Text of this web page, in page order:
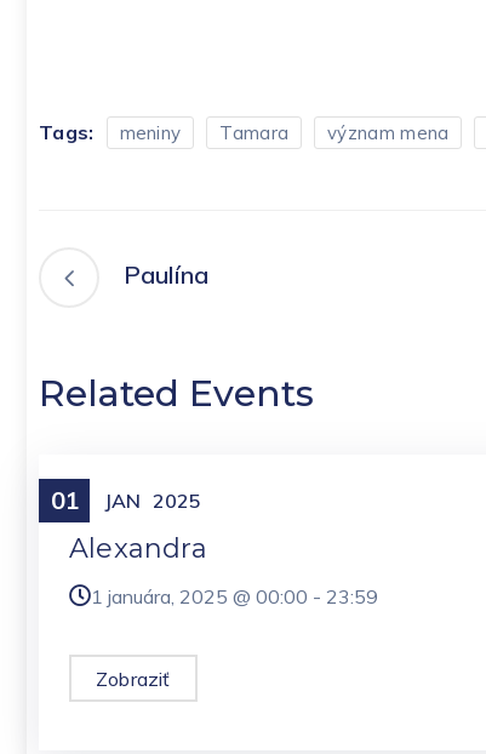
Tags: meniny Tamara význam mena
Paulína
Related Events
01 JAN 2025
Meniny
Alexandra
1 januára, 2025 @ 00:00 - 23:59
Zobraziť